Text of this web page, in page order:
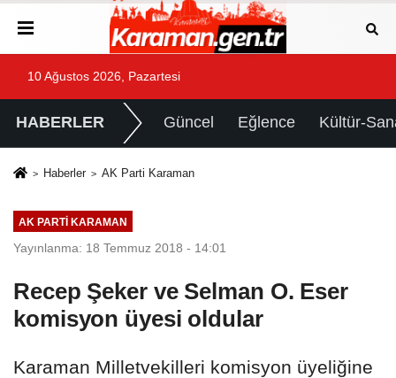
10 Ağustos 2026, Pazartesi
HABERLER Güncel Eğlence Kültür-
Haberler AK Parti Karaman
AK PARTI KARAMAN
Yayınlanma: 18 Temmuz 2018 - 14:01
Recep Şeker ve Selman O. Eser
komisyon üyesi oldular
Karaman Milletvekilleri komisyon üyeliğine